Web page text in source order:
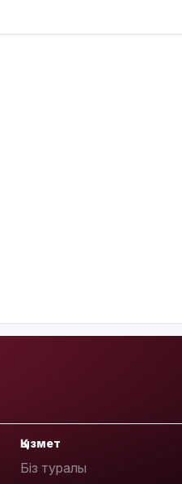
Қызмет
Біз туралы